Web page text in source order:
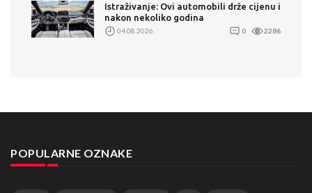
Istraživanje: Ovi automobili drže cijenu i
nakon nekoliko godina
04.08.2026. 0 2286
POPULARNE OZNAKE